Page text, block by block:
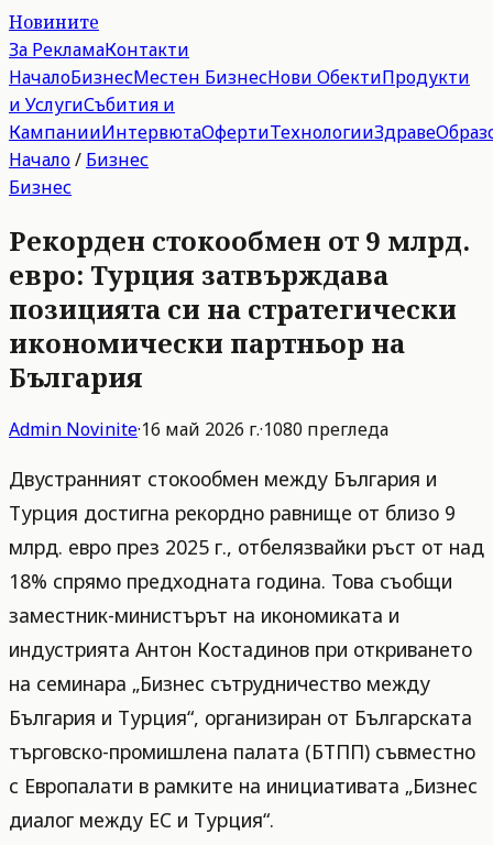
Новините
За РекламаКонтакти
НачалоБизнесМестен БизнесНови ОбектиПродукти
и УслугиСъбития и
КампанииИнтервютаОфертиТехнологииЗдраве
Начало/ Бизнес
Бизнес
Рекорден стокообмен от 9 млрд.
евро: Турция затвърждава
позицията си на стратегически
икономически партньор на
България
Admin Novinite·16 май 2026 г.·1080 прегледа
Двустранният стокообмен между България и
Турция достигна рекордно равнище от близо 9
млрд. евро през 2025 г., отбелязвайки ръст от над
18% спрямо предходната година. Това съобщи
заместник-министърът на икономиката и
индустрията Антон Костадинов при откриването
на семинара „Бизнес сътрудничество между
България и Турция“, организиран от Българската
търговско-промишлена палата (БТПП) съвместно
с Европалати в рамките на инициативата „Бизнес
диалог между ЕС и Турция“.